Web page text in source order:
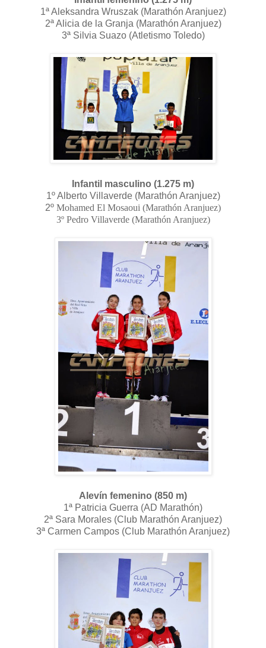
1ª Aleksandra Wruszak (Marathón Aranjuez)
2ª Alicia de la Granja (Marathón Aranjuez)
3ª Silvia Suazo (Atletismo Toledo)
Infantil masculino (1.275 m)
1º Alberto Villaverde (Marathón Aranjuez)
2º Mohamed El Mosaoui (Marathón Aranjuez)
3º Pedro Villaverde (Marathón Aranjuez)
Alevín femenino (850 m)
1ª Patricia Guerra (AD Marathón)
2ª Sara Morales (Club Marathón Aranjuez)
3ª Carmen Campos (Club Marathón Aranjuez)